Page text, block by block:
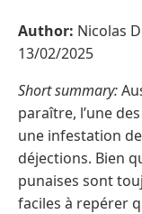
Author: Nicolas
13/02/2025
Short summary:
paraître, l’une
une infestation
déjections. Bien
punaises sont
faciles à repérer